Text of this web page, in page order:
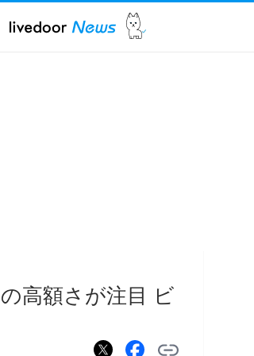
高額さが注目 ビ